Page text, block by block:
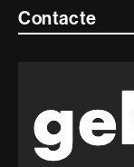
Contacte
informació
legal
Contacte